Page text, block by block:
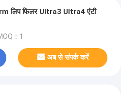
लिप फिलर Ultra3 Ultra4 एंटी
：1
अब से संपर्क करें